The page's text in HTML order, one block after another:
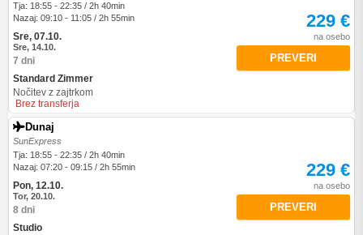
Tja: 18:55 - 22:35 / 2h 40min
Nazaj: 09:10 - 11:05 / 2h 55min
Sre, 07.10.
Sre, 14.10.
7 dni
Standard Zimmer
Nočitev z zajtrkom
Brez transferja
229 €
na osebo
PREVERI
Dunaj
SunExpress
Tja: 18:55 - 22:35 / 2h 40min
Nazaj: 07:20 - 09:15 / 2h 55min
Pon, 12.10.
Tor, 20.10.
8 dni
Studio
229 €
na osebo
PREVERI